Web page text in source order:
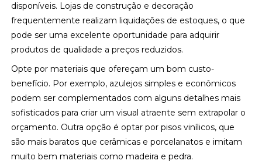
disponíveis. Lojas de construção e decoração
frequentemente realizam liquidações de estoques, o que
pode ser uma excelente oportunidade para adquirir
produtos de qualidade a preços reduzidos.
Opte por materiais que ofereçam um bom custo-
benefício. Por exemplo, azulejos simples e econômicos
podem ser complementados com alguns detalhes mais
sofisticados para criar um visual atraente sem extrapolar o
orçamento. Outra opção é optar por pisos vinílicos, que
são mais baratos que cerâmicas e porcelanatos e imitam
muito bem materiais como madeira e pedra.